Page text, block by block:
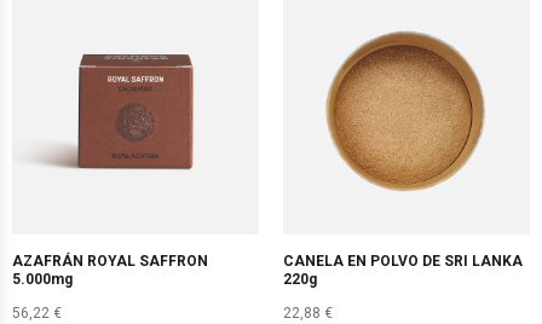
AZAFRÁN ROYAL SAFFRON
5.000mg
56,22 €
CANELA EN POLVO DE SRI LANKA
220g
22,88 €